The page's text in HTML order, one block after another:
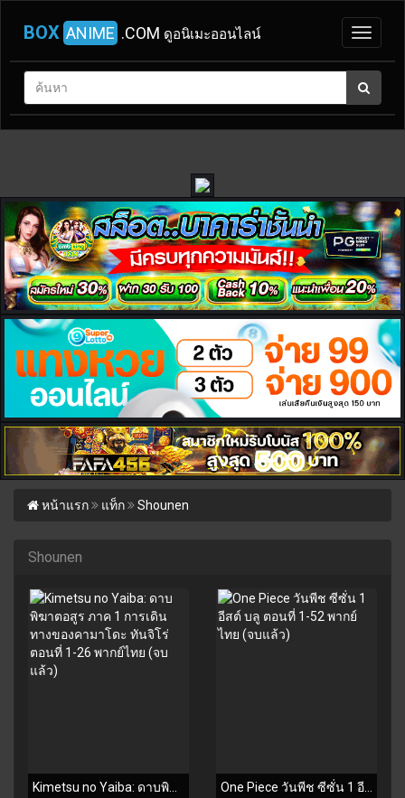
BOX ANIME .COM ดูอนิเมะออนไลน์
หน้า
แรก
หน้าแรก แท็ก Shounen
Shounen